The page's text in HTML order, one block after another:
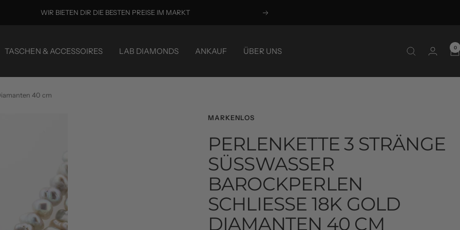
Juwelier FineART Sortiment aus Düsseldorf & Moers Weiter
TASCHEN & ACCESSOIRES LAB DIAMONDS ANKAUF ÜBER UNS 0
40 cm
MARKENLOS
PERLENKETTE 3 STRÄNGE
SÜSSWASSER B
AROCKPERLEN S
CHLIESSE 18K GOLD DI
AMANTEN 40 CM